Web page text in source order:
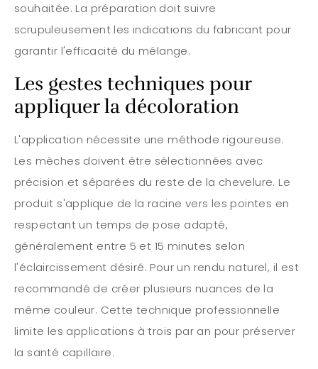
souhaitée. La préparation doit suivre
scrupuleusement les indications du fabricant pour
garantir l'efficacité du mélange.
Les gestes techniques pour
appliquer la décoloration
L'application nécessite une méthode rigoureuse.
Les mèches doivent être sélectionnées avec
précision et séparées du reste de la chevelure. Le
produit s'applique de la racine vers les pointes en
respectant un temps de pose adapté,
généralement entre 5 et 15 minutes selon
l'éclaircissement désiré. Pour un rendu naturel, il est
recommandé de créer plusieurs nuances de la
même couleur. Cette technique professionnelle
limite les applications à trois par an pour préserver
la santé capillaire.